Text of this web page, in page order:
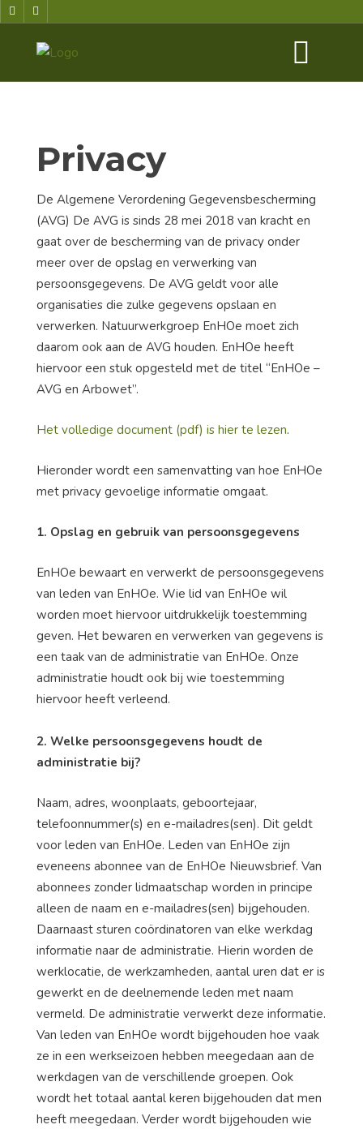
Privacy
De Algemene Verordening Gegevensbescherming
(AVG) De AVG is sinds 28 mei 2018 van kracht en
gaat over de bescherming van de privacy onder
meer over de opslag en verwerking van
persoonsgegevens. De AVG geldt voor alle
organisaties die zulke gegevens opslaan en
verwerken. Natuurwerkgroep EnHOe moet zich
daarom ook aan de AVG houden. EnHOe heeft
hiervoor een stuk opgesteld met de titel “EnHOe –
AVG en Arbowet”.
Het volledige document (pdf) is hier te lezen.
Hieronder wordt een samenvatting van hoe EnHOe
met privacy gevoelige informatie omgaat.
1. Opslag en gebruik van persoonsgegevens
EnHOe bewaart en verwerkt de persoonsgegevens
van leden van EnHOe. Wie lid van EnHOe wil
worden moet hiervoor uitdrukkelijk toestemming
geven. Het bewaren en verwerken van gegevens is
een taak van de administratie van EnHOe. Onze
administratie houdt ook bij wie toestemming
hiervoor heeft verleend.
2. Welke persoonsgegevens houdt de
administratie bij?
Naam, adres, woonplaats, geboortejaar,
telefoonnummer(s) en e-mailadres(sen). Dit geldt
voor leden van EnHOe. Leden van EnHOe zijn
eveneens abonnee van de EnHOe Nieuwsbrief. Van
abonnees zonder lidmaatschap worden in principe
alleen de naam en e-mailadres(sen) bijgehouden.
Daarnaast sturen coördinatoren van elke werkdag
informatie naar de administratie. Hierin worden de
werklocatie, de werkzamheden, aantal uren dat er is
gewerkt en de deelnemende leden met naam
vermeld. De administratie verwerkt deze informatie.
Van leden van EnHOe wordt bijgehouden hoe vaak
ze in een werkseizoen hebben meegedaan aan de
werkdagen van de verschillende groepen. Ook
wordt het totaal aantal keren bijgehouden dat men
heeft meegedaan. Verder wordt bijgehouden wie